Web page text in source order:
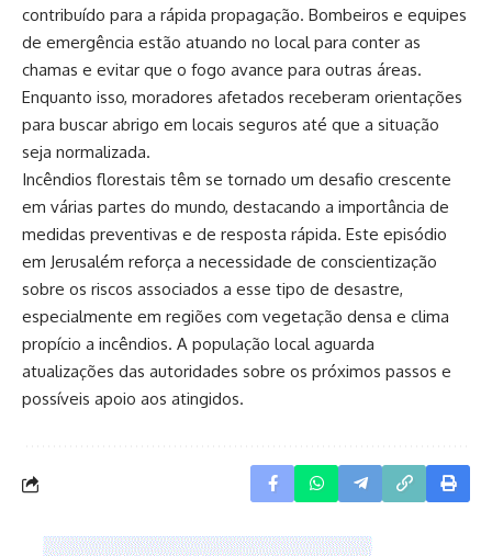
contribuído para a rápida propagação. Bombeiros e equipes
de emergência estão atuando no local para conter as
chamas e evitar que o fogo avance para outras áreas.
Enquanto isso, moradores afetados receberam orientações
para buscar abrigo em locais seguros até que a situação
seja normalizada.
Incêndios florestais têm se tornado um desafio crescente
em várias partes do mundo, destacando a importância de
medidas preventivas e de resposta rápida. Este episódio
em Jerusalém reforça a necessidade de conscientização
sobre os riscos associados a esse tipo de desastre,
especialmente em regiões com vegetação densa e clima
propício a incêndios. A população local aguarda
atualizações das autoridades sobre os próximos passos e
possíveis apoio aos atingidos.